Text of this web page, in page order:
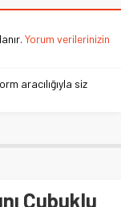
Yorum verilerinizin
aracılığıyla siz
Çubuklu